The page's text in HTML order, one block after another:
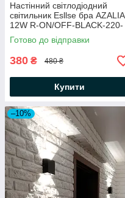
Настінний світлодіодний
світильник Esllse бра AZALIA
12W R-ON/OFF-BLACK-220-
IP20
Готово до відправки
380 ₴ 480 ₴
Купити
–10%